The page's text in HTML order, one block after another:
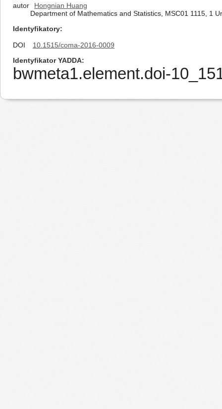
autor
Hongnian Huang
Department of Mathematics and Statistics, MSC01 1115, 1
Identyfikatory
DOI
10.1515/coma-2016-0009
Identyfikator YADDA
bwmeta1.element.doi-